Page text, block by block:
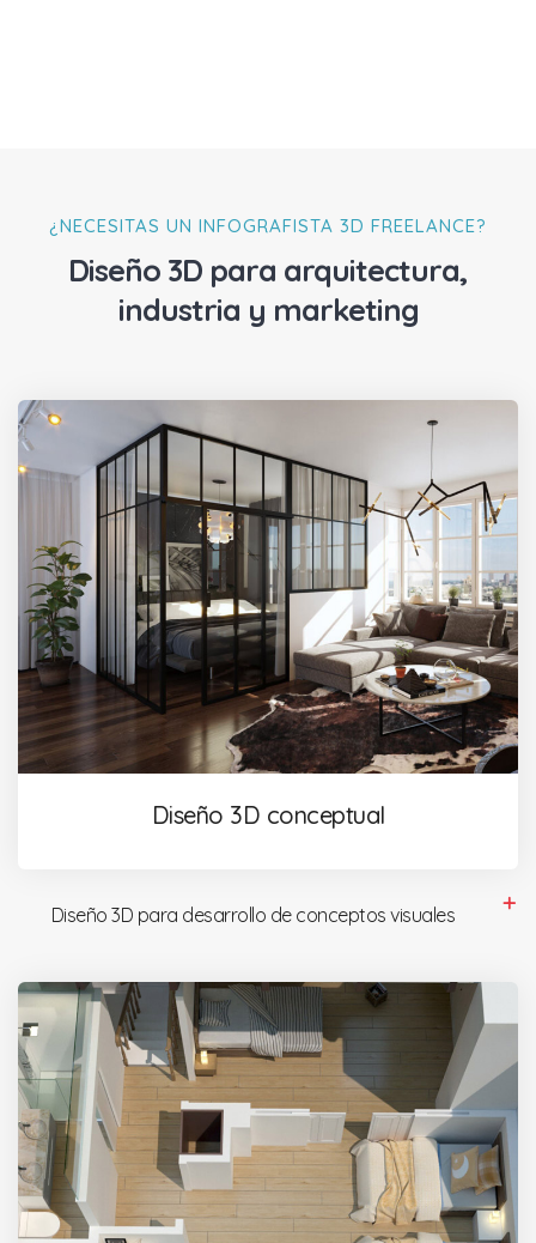
¿NECESITAS UN INFOGRAFISTA 3D FREELANCE?
Diseño 3D para arquitectura,
industria y marketing
Diseño 3D conceptual
Diseño 3D para desarrollo de conceptos visuales